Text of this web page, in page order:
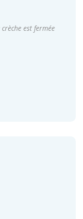
est fermée